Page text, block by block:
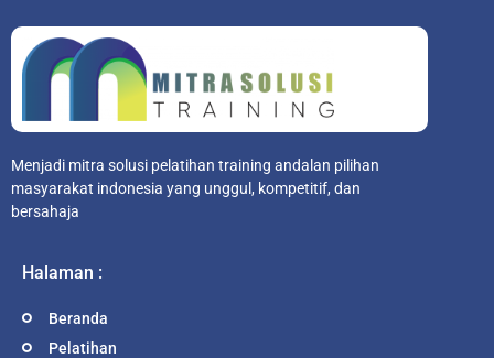
Menjadi mitra solusi pelatihan training andalan pilihan
masyarakat indonesia yang unggul, kompetitif, dan
bersahaja
Halaman :
Beranda
Pelatihan